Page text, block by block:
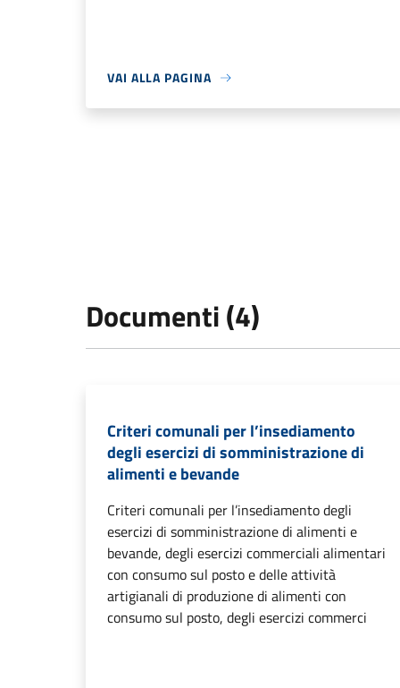
VAI ALLA PAGINA
Documenti (4)
Criteri comunali per l’insediamento
degli esercizi di somministrazione di
alimenti e bevande
Criteri comunali per l’insediamento degli
esercizi di somministrazione di alimenti e
bevande, degli esercizi commerciali alimentari
con consumo sul posto e delle attività
artigianali di produzione di alimenti con
consumo sul posto, degli esercizi commerci